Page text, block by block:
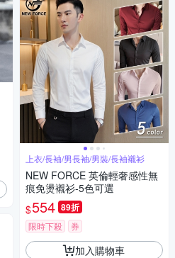
上衣/長袖/男長袖/男裝/長袖襯衫
NEW FORCE 英倫輕奢感性無
痕免燙襯衫-5色可選
$554 89折
限時下殺 券
加入購物車